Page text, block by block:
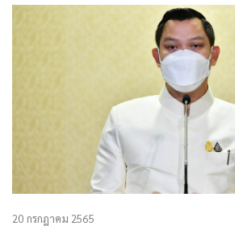
20 กรกฎาคม 2565